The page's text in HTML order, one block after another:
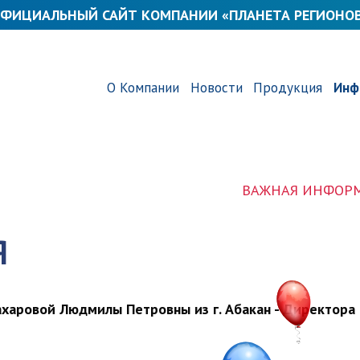
САЙТ КОМПАНИИ «ПЛАНЕТА
О Компании Новости Продукция
ВАЖНАЯ
Людмилы Петровны из г. Абакан - Директора